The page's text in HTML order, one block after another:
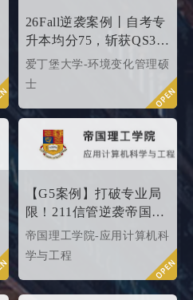
26Fall逆袭案例丨自考专
升本均分75，斩获QS35
爱丁堡高级护理硕士！
爱丁堡大学-环境变化管理硕
士
【G5案例】打破专业局
限！211信管逆袭帝国理
工G5硬核计算机专业
帝国理工学院-应用计算机科
学与工程